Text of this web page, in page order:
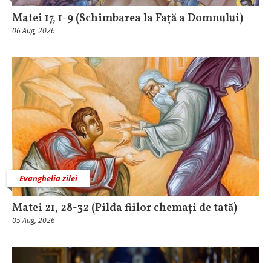
Matei 17, 1-9 (Schimbarea la Față a Domnului)
06 Aug, 2026
Evanghelia zilei
Matei 21, 28-32 (Pilda fiilor chemați de tată)
05 Aug, 2026